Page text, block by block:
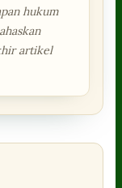
hukum
artikel